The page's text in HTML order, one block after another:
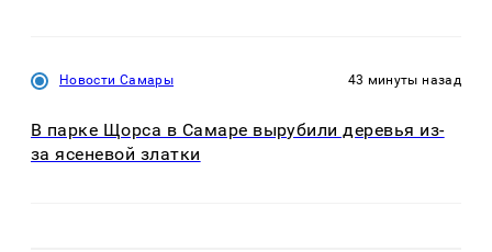
Новости Самары 43 минуты назад
В парке Щорса в Самаре вырубили деревья из-
за ясеневой златки